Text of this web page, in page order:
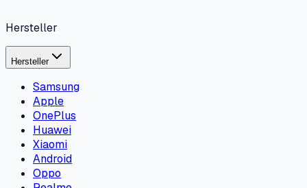
Hersteller
Hersteller
Samsung
Apple
OnePlus
Huawei
Xiaomi
Android
Oppo